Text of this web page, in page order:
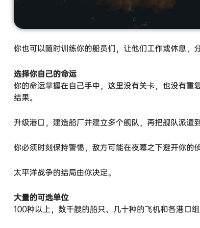
你也可以随时训练你的船员们，让他们工作或休息，
选择你自己的命运
你的命运掌握在自己手中，这里没有关卡，也没有
结果。
升级港口，建造船厂并建立多个舰队，再把舰队派遣
你必须时刻保持警惕，敌方可能在夜幕之下避开你的
太平洋战争的结局由你决定。
大量的可选单位
100种以上，数千艘的船只、几十种的飞机和各港口